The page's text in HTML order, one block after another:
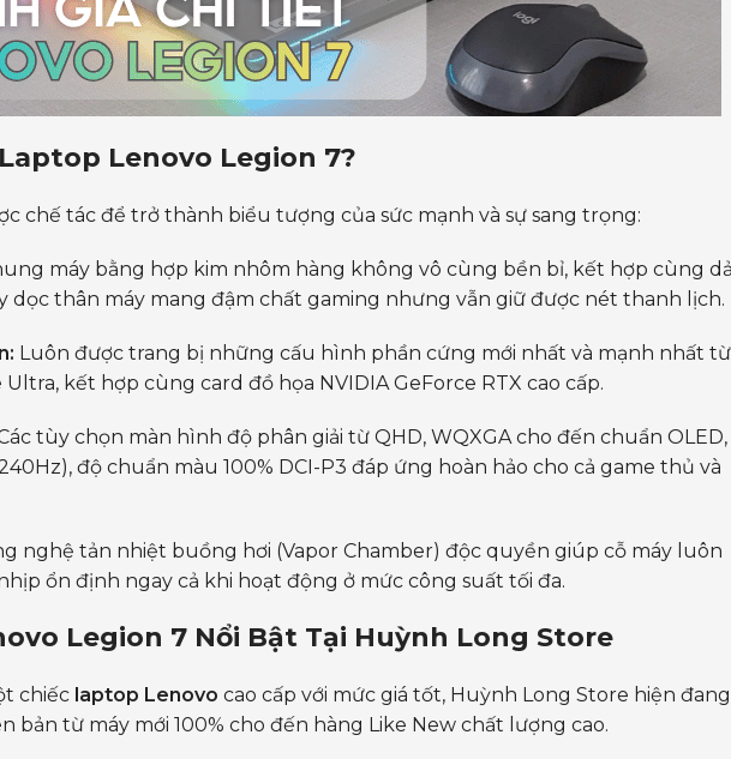
Lenovo Legion 7?
chế tác để trở thành biểu tượng của sức mạnh và sự sang trọng:
máy bằng hợp kim nhôm hàng không vô cùng bền bỉ, kết hợp cùng
dọc thân máy mang đậm chất gaming nhưng vẫn giữ được nét thanh lịch.
Luôn được trang bị những cấu hình phần cứng mới nhất và mạnh nhất từ
Ultra, kết hợp cùng card đồ họa NVIDIA GeForce RTX cao cấp.
tùy chọn màn hình độ phân giải từ QHD, WQXGA cho đến chuẩn OLED,
độ chuẩn màu 100% DCI-P3 đáp ứng hoàn hảo cho cả game thủ và
nghệ tản nhiệt buồng hơi (Vapor Chamber) độc quyền giúp cỗ máy luôn
ổn định ngay cả khi hoạt động ở mức công suất tối đa.
Legion 7 Nổi Bật Tại Huỳnh Long Store
chiếc laptop Lenovo cao cấp với mức giá tốt, Huỳnh Long Store hiện đang
bản từ máy mới 100% cho đến hàng Like New chất lượng cao.